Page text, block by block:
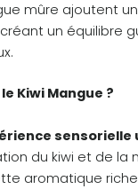
mûre ajoutent
un équilibre
Kiwi Mangue ?
sensorielle
du kiwi et de la
aromatique